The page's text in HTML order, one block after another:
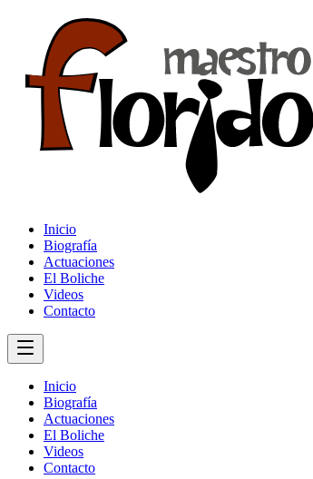
Inicio
Biografía
Actuaciones
El Boliche
Videos
Contacto
Inicio
Biografía
Actuaciones
El Boliche
Videos
Contacto